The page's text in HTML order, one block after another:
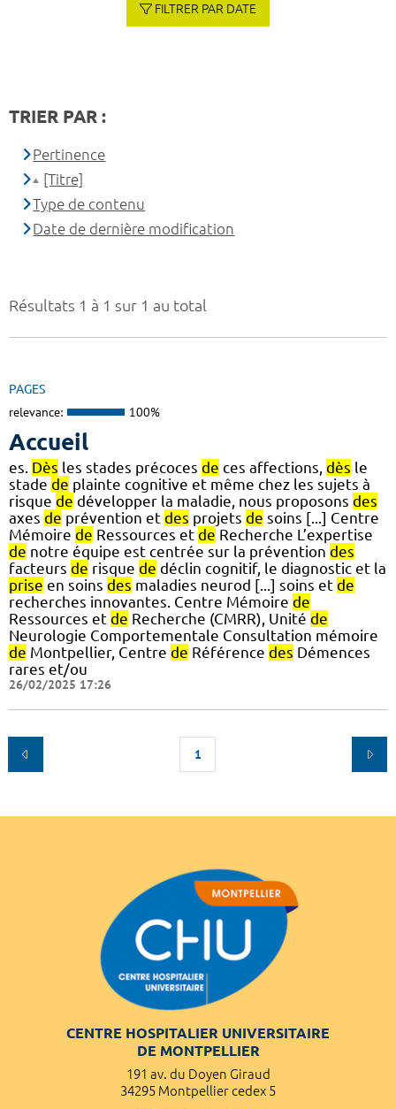
Résultats 1 à 1 sur 1 au total
PAGES
relevance: 100%
Accueil
es. Dès les stades précoces de ces affections, dès le
stade de plainte cognitive et même chez les sujets à
risque de développer la maladie, nous proposons des
axes de prévention et des projets de soins [...] Centre
Mémoire de Ressources et de Recherche L’expertise
de notre équipe est centrée sur la prévention des
facteurs de risque de déclin cognitif, le diagnostic et la
prise en soins des maladies neurod [...] soins et de
recherches innovantes. Centre Mémoire de
Ressources et de Recherche (CMRR), Unité de
Neurologie Comportementale Consultation mémoire
de Montpellier, Centre de Référence des Démences
rares et/ou
26/02/2025 17:26
1
FILTRER PAR DATE
TRIER PAR :
Pertinence
[Titre]
Type de contenu
Date de dernière modification
CENTRE HOSPITALIER UNIVERSITAIRE
DE MONTPELLIER
191 av. du Doyen Giraud
34295 Montpellier cedex 5